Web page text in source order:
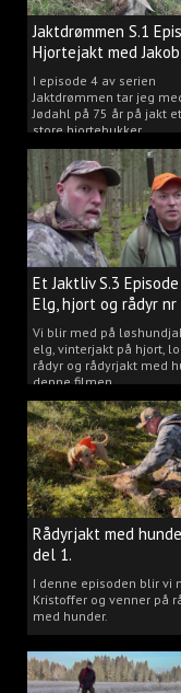
Jaktdrømmen S.1
Hjortejakt med
I episode 4 av serien
Jaktdrømmen tar jeg
Jødahl på 75 år på jakt
store hjortebukker.
Et Jaktliv S.3 Episode
Elg, hjort og rådyr nr
2025
Vi blir med på
elg, vinterjakt på hjort,
rådyr og rådyrjakt med
denne filmen.
Rådyrjakt med
del 1.
I denne episoden blir vi
Kristoffer og venner på
med hunder.